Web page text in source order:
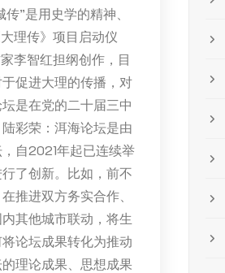
”是用史学的精神、
理传》项目启动仪
李智红担纲创作，目
促进大理的传播，对
是在党的二十届三中
彩荣：洱海论坛是由
自2021年起已连续举
了创新。比如，前不
推进双方务实合作、
其他城市联动，将生
论坛成果转化为推动
理论成果、思想成果